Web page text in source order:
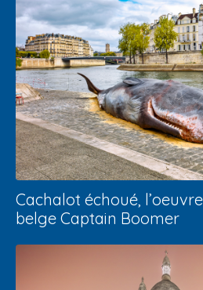
Cachalot échoué,
belge Captain Boomer